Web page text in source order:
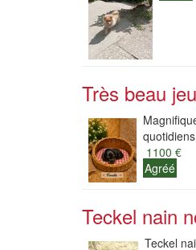
Très beau
1100 €
Agréé
Teckel nain
Teckel